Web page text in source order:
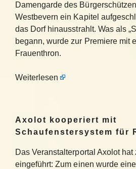
Damengarde des
Westbevern ein Kapitel
das Dorf hinausstrahlt. Was als
begann, wurde zur Premiere mit
Frauenthron.
Weiterlesen
Axolot kooperiert mit
Schaufenstersystem für
Das Veranstalterportal Axolot
eingeführt: Zum einen wurde